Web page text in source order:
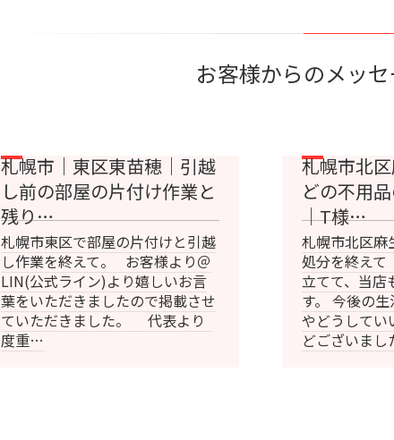
お客様からのメッ
札幌市｜東区東苗穂｜引越
し前の部屋の片付け作業と
残り…
札幌市東区で部屋の片付けと引越
し作業を終えて。 お客様より＠
LIN(公式ライン)より嬉しいお言
葉をいただきましたので掲載させ
ていただきました。 代表より
度重…
札幌市北
どの不用
｜T様…
札幌市北区麻
処分を終え
立てて、当店
す。 今後の
やどうしてい
どございま